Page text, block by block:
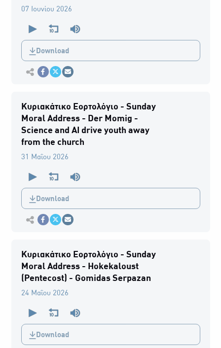
07 Ιουνίου 2026
seconds
0
secondsDownload
Κοινοποίηση στο Facebook
Κοινοποίηση Twitter
Αποστολή με Email
Κυριακάτικο Εορτολόγιο - Sunday
Moral Address - Der Momig -
Science and AI drive youth away
from the church
31 Μαΐου 2026
seconds
0
secondsDownload
Κοινοποίηση στο Facebook
Κοινοποίηση Twitter
Αποστολή με Email
Κυριακάτικο Εορτολόγιο - Sunday
Moral Address - Hokekaloust
(Pentecost) - Gomidas Serpazan
24 Μαΐου 2026
seconds
0
secondsDownload